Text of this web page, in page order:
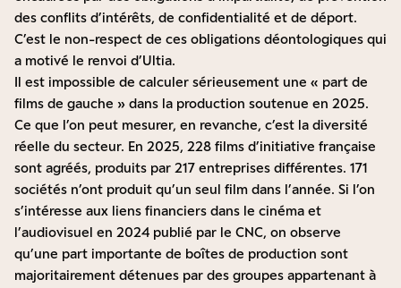
des conflits d’intérêts, de confidentialité et de déport.
C’est le non-respect de ces obligations déontologiques qui
a motivé le renvoi d’Ultia.
Il est impossible de calculer sérieusement une « part de
films de gauche » dans la production soutenue en 2025.
Ce que l’on peut mesurer, en revanche, c’est la diversité
réelle du secteur. En 2025, 228 films d’initiative française
sont agréés, produits par 217 entreprises différentes. 171
sociétés n’ont produit qu’un seul film dans l’année. Si l’on
s’intéresse aux liens financiers dans le cinéma et
l’audiovisuel en 2024 publié par le CNC, on observe
qu’une part importante de boîtes de production sont
majoritairement détenues par des groupes appartenant à